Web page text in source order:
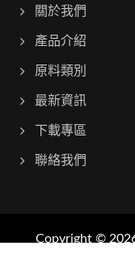
關於我們
產品介紹
原料類別
最新資訊
下載專區
聯絡我們
Copyright ©